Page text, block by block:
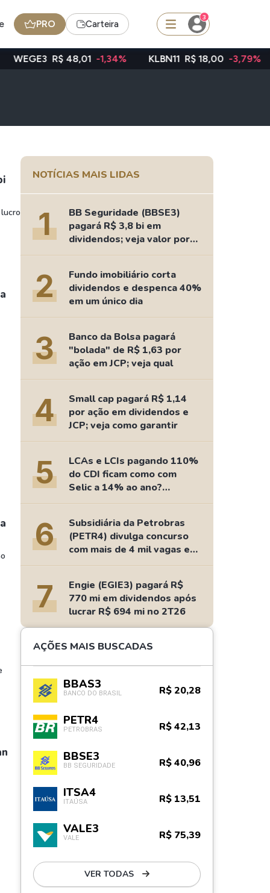
PRO Carteira
3
- BNB
Ideias
Agenda de Dividendos
Radar do Dividendo Inteligente
Carteiras Recomendadas
Comparador de Ativos
As Ações Mais Buscadas
Guia do Iniciante
48,01 -1,34% KLBN11 R$ 18,00 -3,79% TAEE11
NOTÍCIAS MAIS LIDAS
1
BB Seguridade (BBSE3)
pagará R$ 3,8 bi em
dividendos; veja valor por
ação
2
Fundo imobiliário corta
dividendos e despenca 40%
em um único dia
3
Banco da Bolsa pagará
"bolada" de R$ 1,63 por
ação em JCP; veja qual
4
Small cap pagará R$ 1,14
por ação em dividendos e
JCP; veja como garantir
5
LCAs e LCIs pagando 110%
do CDI ficam como com
Selic a 14% ao ano?
Fizemos as contas
6
Subsidiária da Petrobras
(PETR4) divulga concurso
com mais de 4 mil vagas e
salários de até R$ 15 mil
7
Engie (EGIE3) pagará R$
770 mi em dividendos após
lucrar R$ 694 mi no 2T26
AÇÕES MAIS BUSCADAS
BBAS3
BANCO DO BRASIL R$ 20,28
PETR4
PETROBRAS R$ 42,13
BBSE3
BB SEGURIDADE R$ 40,96
ITSA4
ITAÚSA R$ 13,51
VALE3
VALE R$ 75,39
VER TODAS